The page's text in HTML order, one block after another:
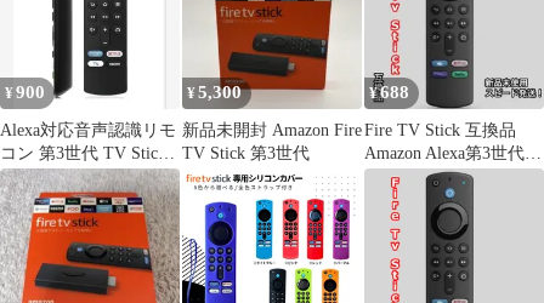
¥900
Alexa対応音声認識リモ
コン 第3世代 TV Stick
Cube用
¥5,300
新品未開封 Amazon Fire
TV Stick 第3世代
¥688
Fire TV Stick 互換品
Amazon Alexa第3世代
リモコン